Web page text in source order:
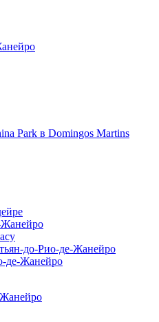
Park в Domingos Martins
до-Рио-де-Жанейро
де-Жанейро